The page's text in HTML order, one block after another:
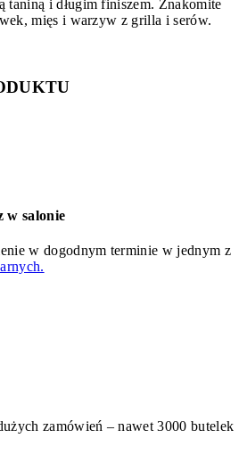
taniną i długim finiszem. Znakomite
mięs i warzyw z grilla i serów.
w salonie
w dogodnym terminie w jednym z
zamówień – nawet 3000 butelek